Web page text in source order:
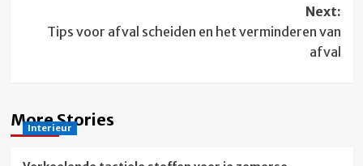
Next:
Tips voor afval scheiden en het verminderen van
afval
More Stories
Interieur